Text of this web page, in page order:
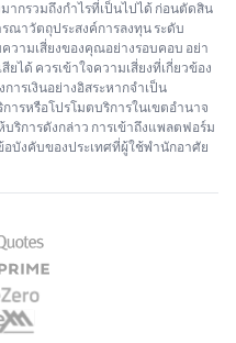
ากรวมถึงกำไรที่เป็นไปได้ ก่อนตัดสิน
ณาวัตถุประสงค์การลงทุน ระดับ
วามเสี่ยงของคุณอย่างรอบคอบ อย่า
ได้ ควรเข้าใจความเสี่ยงที่เกี่ยวข้อง
ารเงินอย่างอิสระหากจำเป็น
รหรือโปรโมตบริการในเขตอำนาจ
การดังกล่าว การเข้าถึงแพลตฟอร์ม
บังคับของประเทศที่ผู้ใช้พำนักอาศัย